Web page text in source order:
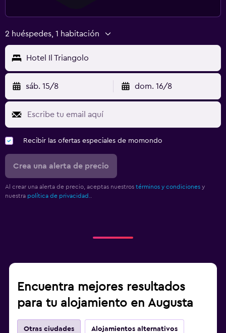
2 huéspedes, 1 habitación
Hotel Il Triangolo
sáb. 15/8 dom. 16/8
Recibir las ofertas especiales de momondo
Crea una alerta de precio
Al crear una alerta de precio, aceptas nuestros términos y condiciones y
nuestra política de privacidad.
Encuentra mejores resultados
para tu alojamiento en Augusta
Otras ciudades Alojamientos alternativos